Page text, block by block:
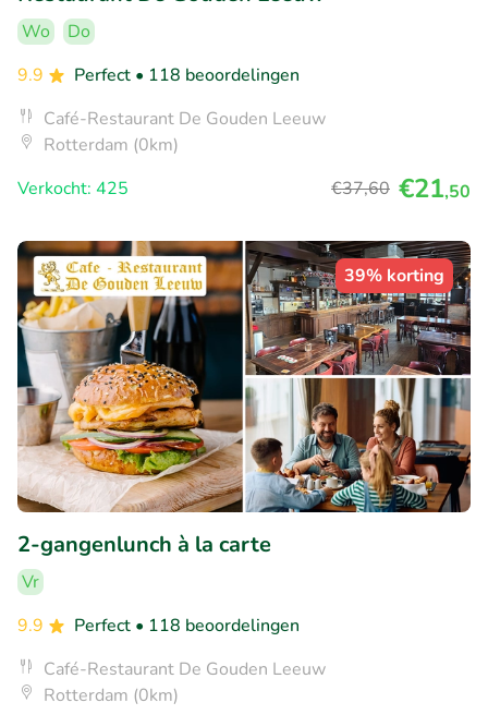
Wo
Do
9.9
Perfect • 118 beoordelingen
Café-Restaurant De Gouden Leeuw
Rotterdam (0km)
Verkocht: 425
€37,60 €21,50
39% korting
2-gangenlunch à la carte
Vr
9.9
Perfect • 118 beoordelingen
Café-Restaurant De Gouden Leeuw
Rotterdam (0km)